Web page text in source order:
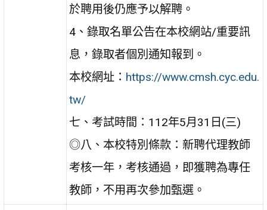
於聘用後仍應予以解聘。
4 、錄取名單公告在本校網站/重要訊
息，錄取者個別通知報到。
本校網址： https://www.cmsh.cyc.edu.
tw/
七、考試時間： 112年5月 31 日 (三)
◎八、本校特別條款：新聘代理教師
考核一年，考核通過，即獲聘為專任
教師，不用再次參加甄選。